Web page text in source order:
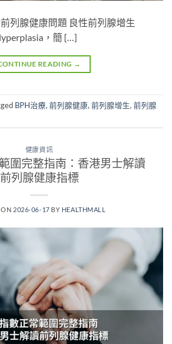
列腺健康問題 良性前列腺增生
，簡 […]
READING →
BPH治療, 前列腺健康, 前列腺增生, 前列腺
健康資訊
圍完整指南：香港男士解讀
前列腺健康指標
ON 2026-06-17 BY HEALTHMALL